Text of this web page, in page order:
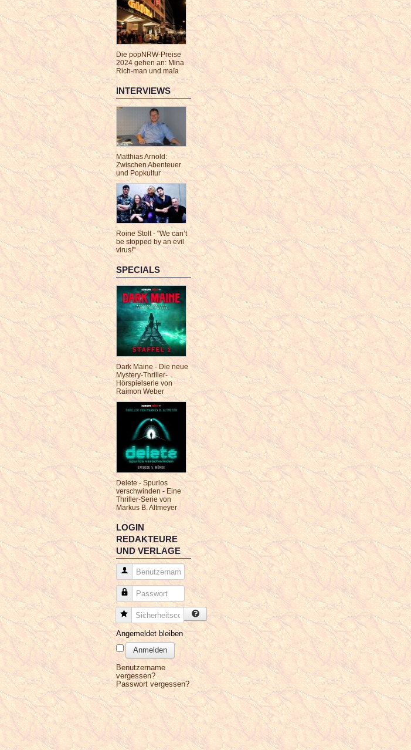
Die popNRW-Preise
2024 gehen an: Mina
Rich-man und maïa
INTERVIEWS
Matthias Arnold:
Zwischen Abenteuer
und Popkultur
Roine Stolt - "We can’t
be stopped by an evil
virus!"
SPECIALS
Dark Maine - Die neue
Mystery-Thriller-
Hörspielserie von
Raimon Weber
Delete - Spurlos
verschwinden - Eine
Thriller-Serie von
Markus B. Altmeyer
LOGIN
REDAKTEURE
UND VERLAGE
Benutzername
Passwort
Sicherheitscode
Angemeldet bleiben
Anmelden
Benutzername
vergessen?
Passwort vergessen?